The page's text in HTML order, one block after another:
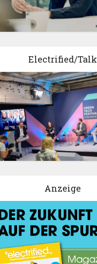
Electrified/Talk
Anzeige